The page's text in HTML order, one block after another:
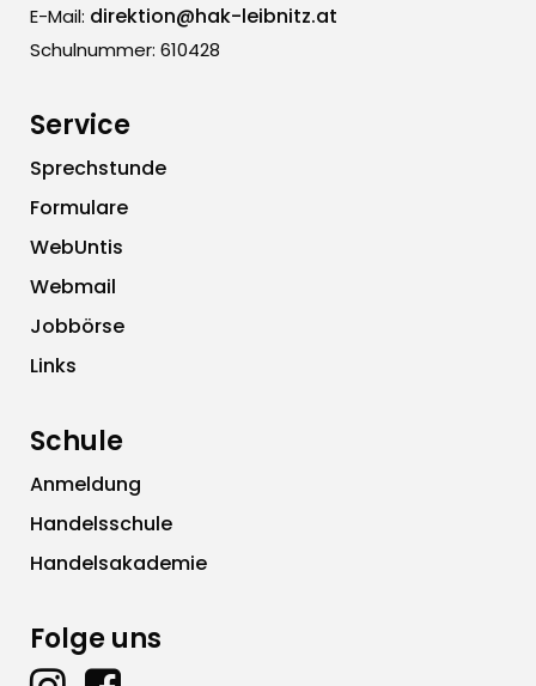
E-Mail: direktion@hak-leibnitz.at
Schulnummer: 610428
Service
Sprechstunde
Formulare
WebUntis
Webmail
Jobbörse
Links
Schule
Anmeldung
Handelsschule
Handelsakademie
Folge uns